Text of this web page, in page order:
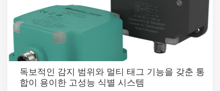
독보적인 감지 범위와 멀티 태그 기능을 갖춘 통
합이 용이한 고성능 식별 시스템